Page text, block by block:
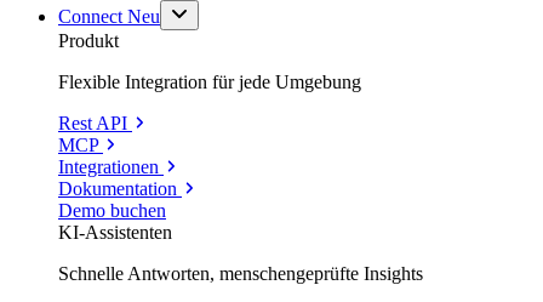
Connect Neu
Produkt
Flexible Integration für jede Umgebung
Rest API
MCP
Integrationen
Dokumentation
Demo buchen
KI-Assistenten
Schnelle Antworten, menschengeprüfte Insights